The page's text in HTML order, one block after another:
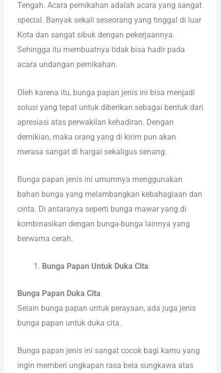
Tengah. Acara pernikahan adalah acara yang sangat
special. Banyak sekali seseorang yang tinggal di luar
Kota dan sangat sibuk dengan pekerjaannya.
Sehingga itu membuatnya tidak bisa hadir pada
acara undangan pernikahan.
Oleh karena itu, bunga papan jenis ini bisa menjadi
solusi yang tepat untuk diberikan sebagai bentuk dari
apresiasi atas perwakilan kehadiran. Dengan
demikian, maka orang yang di kirim pun akan
merasa sangat di hargai sekaligus senang.
Bunga papan jenis ini umumnya menggunakan
bahan bunga yang melambangkan kebahagiaan dan
cinta. Di antaranya seperti bunga mawar yang di
kombinasikan dengan bunga-bunga lainnya yang
berwarna cerah.
Bunga Papan Untuk Duka Cita
Bunga Papan Duka Cita
Selain bunga papan untuk perayaan, ada juga jenis
bunga papan untuk duka cita.
Bunga papan jenis ini sangat cocok bagi kamu yang
ingin memberi ungkapan rasa bela sungkawa atas